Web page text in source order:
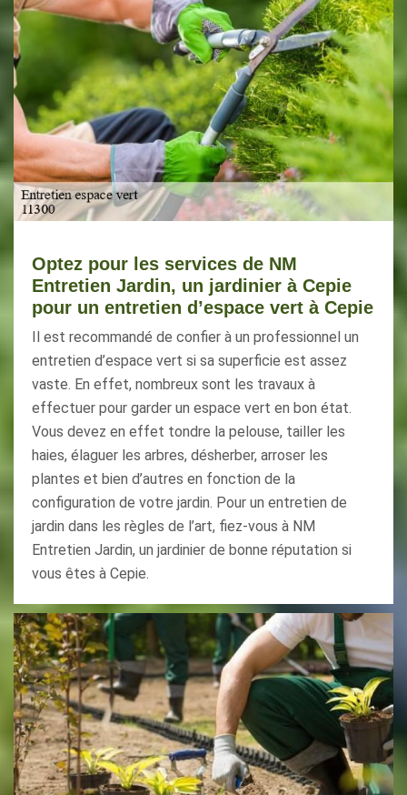
Optez pour les services de NM
Entretien Jardin, un jardinier à Cepie
pour un entretien d’espace vert à Cepie
Il est recommandé de confier à un professionnel un
entretien d’espace vert si sa superficie est assez
vaste. En effet, nombreux sont les travaux à
effectuer pour garder un espace vert en bon état.
Vous devez en effet tondre la pelouse, tailler les
haies, élaguer les arbres, désherber, arroser les
plantes et bien d’autres en fonction de la
configuration de votre jardin. Pour un entretien de
jardin dans les règles de l’art, fiez-vous à NM
Entretien Jardin, un jardinier de bonne réputation si
vous êtes à Cepie.